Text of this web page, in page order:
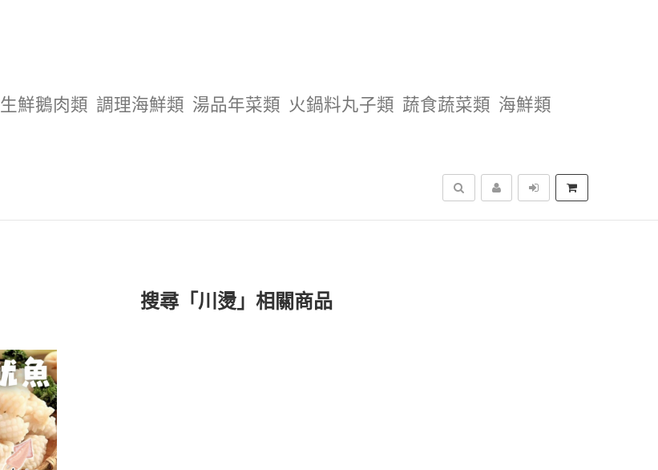
生鮮鵝肉類 調理海鮮類 湯品年菜類 火鍋料丸子類 蔬食蔬菜類 海鮮類
搜尋
搜尋「川燙」相關商品